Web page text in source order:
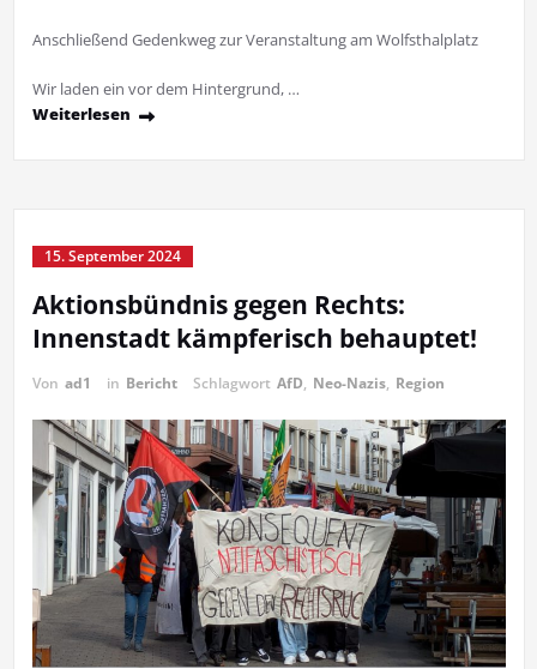
Anschließend Gedenkweg zur Veranstaltung am Wolfsthalplatz
Wir laden ein vor dem Hintergrund, …
Weiterlesen
15. September 2024
Aktionsbündnis gegen Rechts:
Innenstadt kämpferisch behauptet!
Von ad1 in Bericht Schlagwort AfD, Neo-Nazis, Region